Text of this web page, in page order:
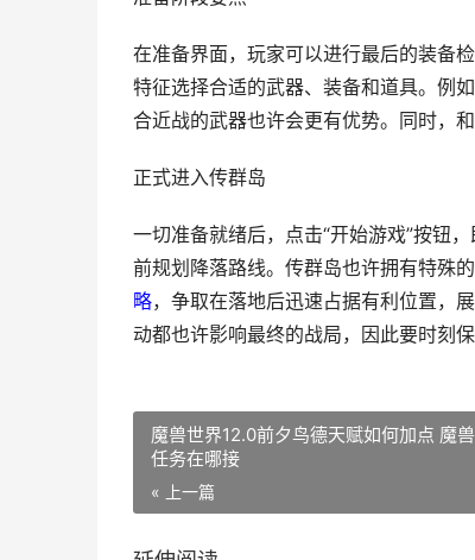
在准备界面，玩家可以进行最后的装备
特征选择合适的武器、装备和道具。例
合近战的武器也许会更有优势。同时，
正式进入传群岛
一切准备就绪后，点击“开始游戏”按钮
前规划降落路线。传群岛也许拥有特殊
略，争取在落地后迅速占据有利位置，
动都也许影响最终的战局，因此要时刻
魔兽世界12.0前夕鸟德天赋如何加点 魔
任务在哪接
« 上一篇